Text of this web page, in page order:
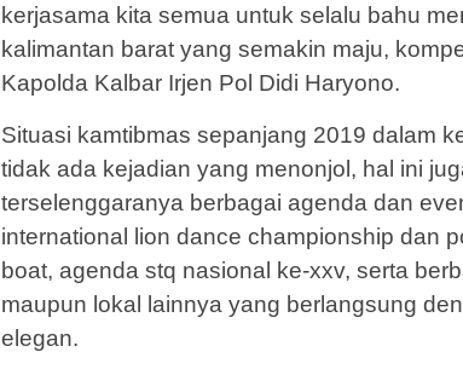
kerjasama kita semua untuk selalu bahu
kalimantan barat yang semakin maju,
Kapolda Kalbar Irjen Pol Didi Haryono.
Situasi kamtibmas sepanjang 2019 dalam
tidak ada kejadian yang menonjol, hal ini
terselenggaranya berbagai agenda dan
international lion dance championship dan
boat, agenda stq nasional ke-xxv, serta
maupun lokal lainnya yang berlangsung
elegan.